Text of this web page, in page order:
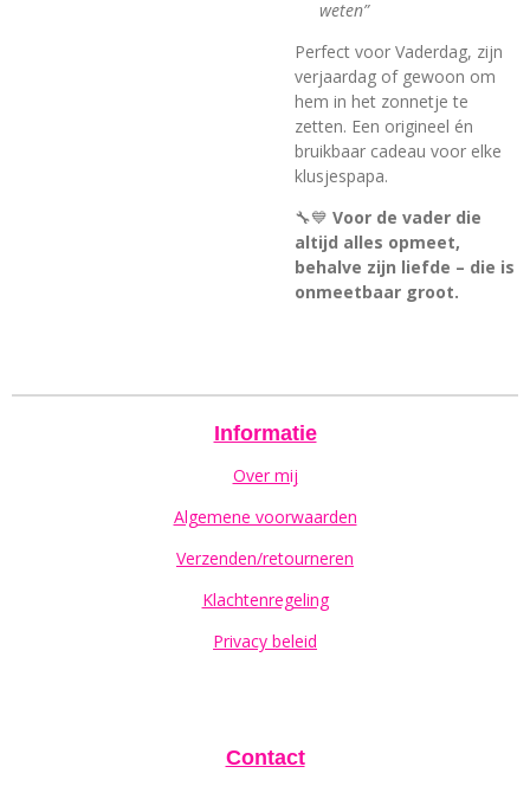
weten”
Perfect voor Vaderdag, zijn
verjaardag of gewoon om
hem in het zonnetje te
zetten. Een origineel én
bruikbaar cadeau voor elke
klusjespapa.
🔧💙 Voor de vader die
altijd alles opmeet,
behalve zijn liefde – die is
onmeetbaar groot.
Informatie
Over mij
Algemene voorwaarden
Verzenden/retourneren
Klachtenregeling
Privacy beleid
Contact